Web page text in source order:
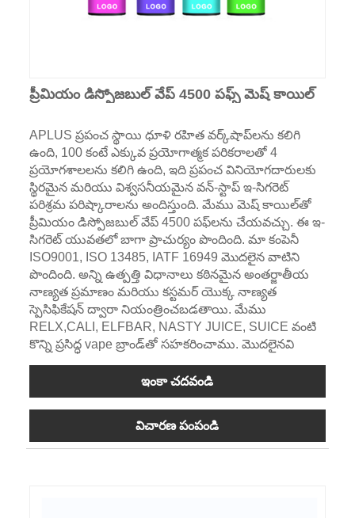
ప్రీమియం డిస్పోజబుల్ వేప్ 4500 పఫ్స్ మెష్ కాయిల్
APLUS ప్రపంచ స్థాయి ధూళి రహిత వర్క్‌షాప్‌లను కలిగి
ఉంది, 100 కంటే ఎక్కువ ప్రయోగాత్మక పరికరాలతో 4
ప్రయోగశాలలను కలిగి ఉంది, ఇది ప్రపంచ వినియోగదారులకు
స్థిరమైన మరియు విశ్వసనీయమైన వన్-స్టాప్ ఇ-సిగరెట్
పరిశ్రమ పరిష్కారాలను అందిస్తుంది. మేము మెష్ కాయిల్‌తో
ప్రీమియం డిస్పోజబుల్ వేప్ 4500 పఫ్‌లను చేయవచ్చు. ఈ ఇ-
సిగరెట్ యువతలో బాగా ప్రాచుర్యం పొందింది. మా కంపెనీ
ISO9001, ISO 13485, IATF 16949 మొదలైన వాటిని
పొందింది. అన్ని ఉత్పత్తి విధానాలు కఠినమైన అంతర్జాతీయ
నాణ్యత ప్రమాణం మరియు కస్టమర్ యొక్క నాణ్యత
స్పెసిఫికేషన్ ద్వారా నియంత్రించబడతాయి. మేము
RELX,CALI, ELFBAR, NASTY JUICE, SUICE వంటి
కొన్ని ప్రసిద్ధ vape బ్రాండ్‌తో సహకరించాము. మొదలైనవి
ఇంకా చదవండి
విచారణ పంపండి